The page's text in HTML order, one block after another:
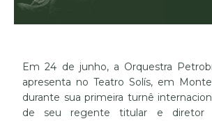
Em 24 de junho, a Orquestra
apresenta no Teatro Solís, em
durante sua primeira turnê
de seu regente titular e diretor